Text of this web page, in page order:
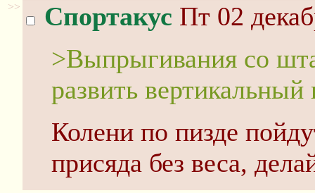
>> Спортакус Пт 02
>Выпрыгивания со
развить
Колени по пизде
присяда без веса,